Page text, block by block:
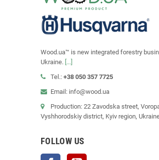
Wood.ua™ is new integrated forestry
Ukraine. [...]
Tel.: +38 050 357 7725
Email: info@wood.ua
Production: 22 Zavodska street,
Vyshhorodskiy district, Kyiv region,
FOLLOW US
Facebook